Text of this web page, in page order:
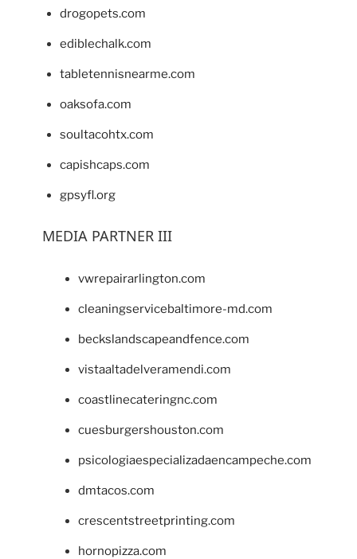
drogopets.com
ediblechalk.com
tabletennisnearme.com
oaksofa.com
soultacohtx.com
capishcaps.com
gpsyfl.org
MEDIA PARTNER III
vwrepairarlington.com
cleaningservicebaltimore-md.com
beckslandscapeandfence.com
vistaaltadelveramendi.com
coastlinecateringnc.com
cuesburgershouston.com
psicologiaespecializadaencampeche.com
dmtacos.com
crescentstreetprinting.com
hornopizza.com